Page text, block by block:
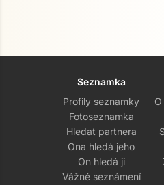
Seznamka
Profily seznamky
Fotoseznamka
Hledat partnera
Ona hledá jeho
On hledá ji
Vážné seznámení